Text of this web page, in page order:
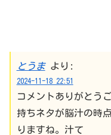
とうま より:
2024-11-18 22:51
コメントありがとう
持ちネタが脳汁の時
りますね。汁て